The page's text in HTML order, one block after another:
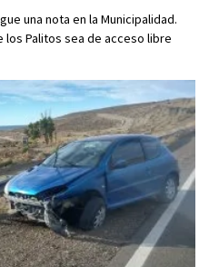
una nota en la Municipalidad.
los Palitos sea de acceso libre